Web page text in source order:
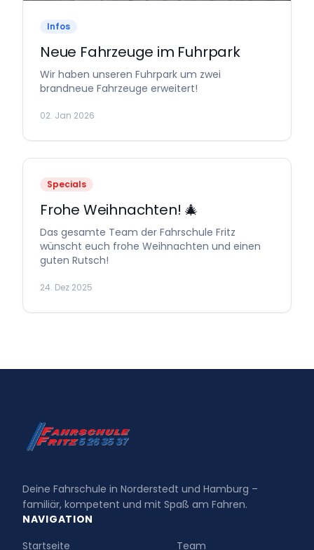
Infos
Neue Fahrzeuge im Fuhrpark
Wir haben unseren Fuhrpark um zwei
brandneue Fahrzeuge erweitert!
02. Jan 2026
Specials
Frohe Weihnachten! 🎄
Das gesamte Team der Fahrschule Fritz
wünscht euch frohe Weihnachten und einen
guten Rutsch!
24. Dez 2025
Deine Fahrschule in Norderstedt und Hamburg –
familiär, kompetent und mit Spaß am Fahren.
NAVIGATION
Startseite
Team